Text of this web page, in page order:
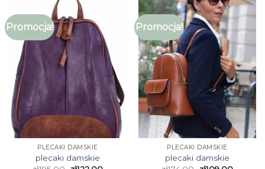
Promocja!
PLECAKI DAMSKIE
plecaki damskie
Promocja!
PLECAKI DAMSKIE
plecaki damskie